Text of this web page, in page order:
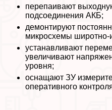
перепаивают
подсоединения АКБ;
демонтируют
микросхемы широтно-
устанавливают
увеличивают
уровня;
оснащают ЗУ
оперативного